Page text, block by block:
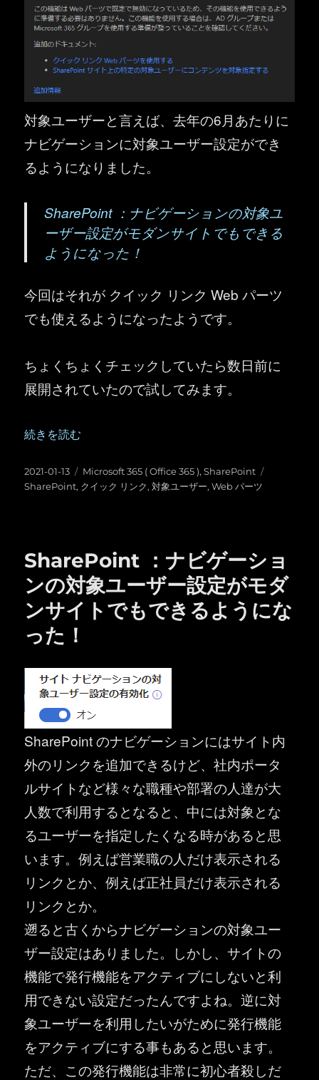
対象ユーザーと言えば、去年の6月あたりに
ナビゲーションに対象ユーザー設定ができ
るようになりました。
SharePoint ：ナビゲーションの対象ユ
ーザー設定がモダンサイトでもできる
ようになった！
今回はそれが クイック リンク Web パーツ
でも使えるようになったようです。
ちょくちょくチェックしていたら数日前に
展開されていたので試してみます。
“SharePoint ：クイック リンク Web パーツに対象ユーザ
続きを読む
投
稿
2021-01-13
カ
テ
Microsoft 365 ( Office 365 ),SharePoint
SharePoint, クイック リンク,対象ユーザー,Web パーツ
SharePoint ：ナビゲーショ
ンの対象ユーザー設定がモダ
ンサイトでもできるようにな
った！
SharePoint のナビゲーションにはサイト内
外のリンクを追加できるけど、社内ポータ
ルサイトなど様々な職種や部署の人達が大
人数で利用するとなると、中には対象とな
るユーザーを指定したくなる時があると思
います。例えば営業職の人だけ表示される
リンクとか、例えば正社員だけ表示される
リンクとか。
遡ると古くからナビゲーションの対象ユー
ザー設定はありました。しかし、サイトの
機能で発行機能をアクティブにしないと利
用できない設定だったんですよね。逆に対
象ユーザーを利用したいがために発行機能
をアクティブにする事もあると思います。
ただ、この発行機能は非常に初心者殺しだ